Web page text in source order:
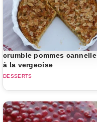
crumble pommes cannelle
à la vergeoise
DESSERTS